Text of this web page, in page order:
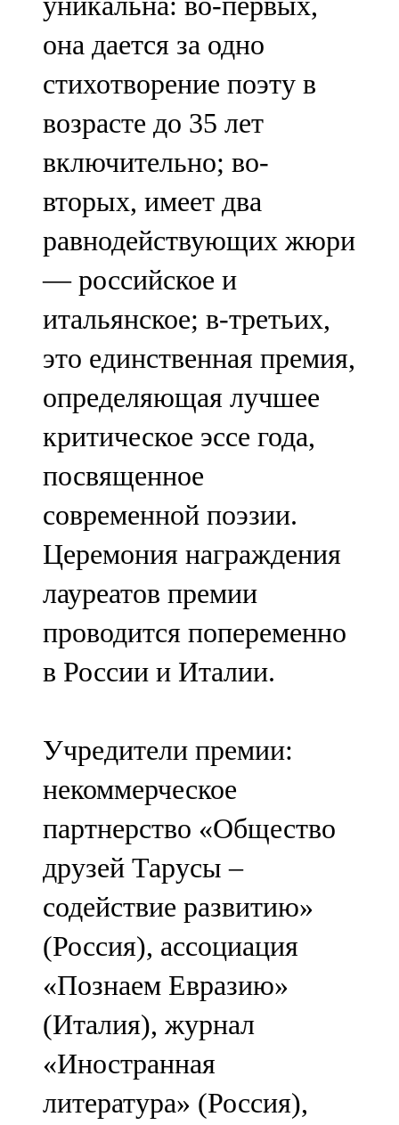
она дается за одно
стихотворение поэту в
возрасте до 35 лет
включительно; во-
вторых, имеет два
равнодействующих жюри
— российское и
итальянское; в-третьих,
это единственная премия,
определяющая лучшее
критическое эссе года,
посвященное
современной поэзии.
Церемония награждения
лауреатов премии
проводится попеременно
в России и Италии.
Учредители премии:
некоммерческое
партнерство «Общество
друзей Тарусы –
содействие развитию»
(Россия), ассоциация
«Познаем Евразию»
(Италия), журнал
«Иностранная
литература» (Россия),